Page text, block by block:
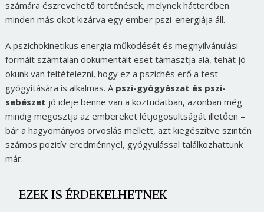
számára észrevehető történések, melynek hátterében
minden más okot kizárva egy ember pszi-energiája áll.
A pszichokinetikus energia működését és megnyilvánulási
formáit számtalan dokumentált eset támasztja alá, tehát jó
okunk van feltételezni, hogy ez a pszichés erő a test
gyógyítására is alkalmas. A pszi-gyógyászat és pszi-
sebészet jó ideje benne van a köztudatban, azonban még
mindig megosztja az embereket létjogosultságát illetően –
bár a hagyományos orvoslás mellett, azt kiegészítve szintén
számos pozitív eredménnyel, gyógyulással találkozhattunk
már.
EZEK IS ÉRDEKELHETNEK